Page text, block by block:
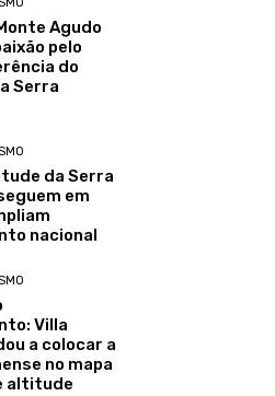
Agudo
pelo
do
Serra
da Serra
em
nacional
Villa
a colocar a
no mapa
altitude